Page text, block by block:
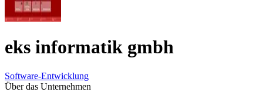
eks informatik gmbh
Software-Entwicklung
Über das Unternehmen